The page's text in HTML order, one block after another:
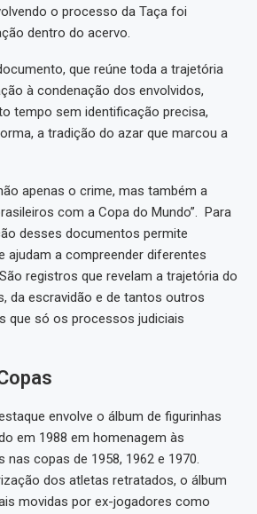
o processo da Taça foi
dentro do acervo.
que reúne toda a trajetória
à condenação dos envolvidos,
tempo sem identificação precisa,
a tradição do azar que marcou a
apenas o crime, mas também a
com a Copa do Mundo”. Para
desses documentos permite
ajudam a compreender diferentes
registros que revelam a trajetória do
da escravidão e de tantos outros
que só os processos judiciais
envolve o álbum de figurinhas
em 1988 em homenagem às
nas copas de 1958, 1962 e 1970.
dos atletas retratados, o álbum
movidas por ex-jogadores como